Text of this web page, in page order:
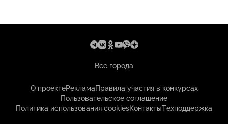
Все города
О проектеРекламаПравила участия в конкурсах
Пользовательское соглашение
Политика использования cookiesКонтактыТехподдержка